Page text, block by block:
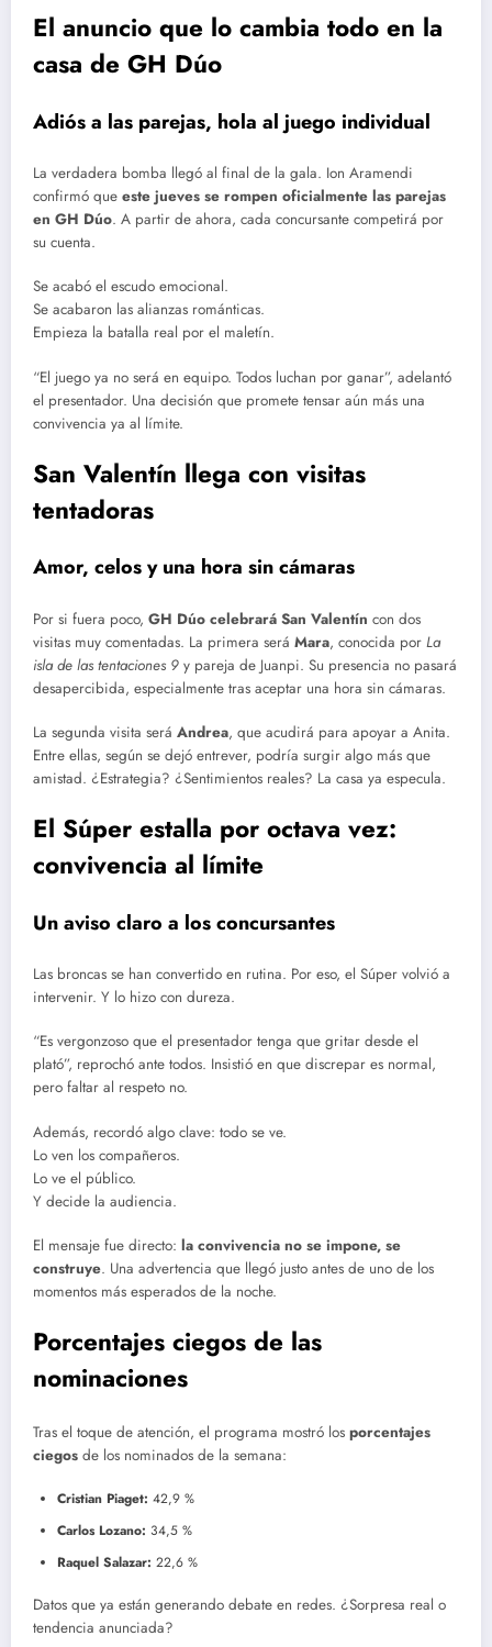
El anuncio que lo cambia todo en la
casa de GH Dúo
Adiós a las parejas, hola al juego individual
La verdadera bomba llegó al final de la gala. Ion Aramendi
confirmó que este jueves se rompen oficialmente las parejas
en GH Dúo. A partir de ahora, cada concursante competirá por
su cuenta.
Se acabó el escudo emocional.
Se acabaron las alianzas románticas.
Empieza la batalla real por el maletín.
“El juego ya no será en equipo. Todos luchan por ganar”, adelantó
el presentador. Una decisión que promete tensar aún más una
convivencia ya al límite.
San Valentín llega con visitas
tentadoras
Amor, celos y una hora sin cámaras
Por si fuera poco, GH Dúo celebrará San Valentín con dos
visitas muy comentadas. La primera será Mara, conocida por La
isla de las tentaciones 9 y pareja de Juanpi. Su presencia no pasará
desapercibida, especialmente tras aceptar una hora sin cámaras.
La segunda visita será Andrea, que acudirá para apoyar a Anita.
Entre ellas, según se dejó entrever, podría surgir algo más que
amistad. ¿Estrategia? ¿Sentimientos reales? La casa ya especula.
El Súper estalla por octava vez:
convivencia al límite
Un aviso claro a los concursantes
Las broncas se han convertido en rutina. Por eso, el Súper volvió a
intervenir. Y lo hizo con dureza.
“Es vergonzoso que el presentador tenga que gritar desde el
plató”, reprochó ante todos. Insistió en que discrepar es normal,
pero faltar al respeto no.
Además, recordó algo clave: todo se ve.
Lo ven los compañeros.
Lo ve el público.
Y decide la audiencia.
El mensaje fue directo: la convivencia no se impone, se
construye. Una advertencia que llegó justo antes de uno de los
momentos más esperados de la noche.
Porcentajes ciegos de las
nominaciones
Tras el toque de atención, el programa mostró los porcentajes
ciegos de los nominados de la semana:
Cristian Piaget: 42,9 %
Carlos Lozano: 34,5 %
Raquel Salazar: 22,6 %
Datos que ya están generando debate en redes. ¿Sorpresa real o
tendencia anunciada?